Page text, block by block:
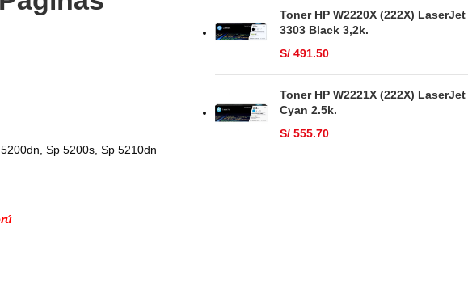
Sp 5200s, Sp 5210dn
Toner HP W2220X (222X) LaserJet
3303 Black 3,2k.
S/491.50
Toner HP W2221X (222X) LaserJet
Cyan 2.5k.
S/555.70